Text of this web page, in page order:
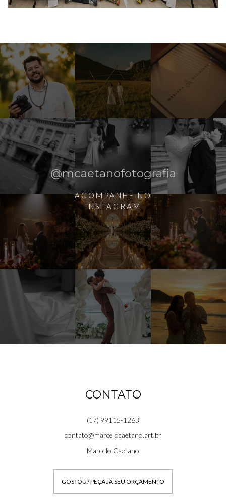
@mcaetanofotografia
ACOMPANHE NO
INSTAGRAM
CONTATO
(17) 99115-1263
contato@marcelocaetano.art.br
Marcelo Caetano
GOSTOU? PEÇA JÁ SEU ORÇAMENTO